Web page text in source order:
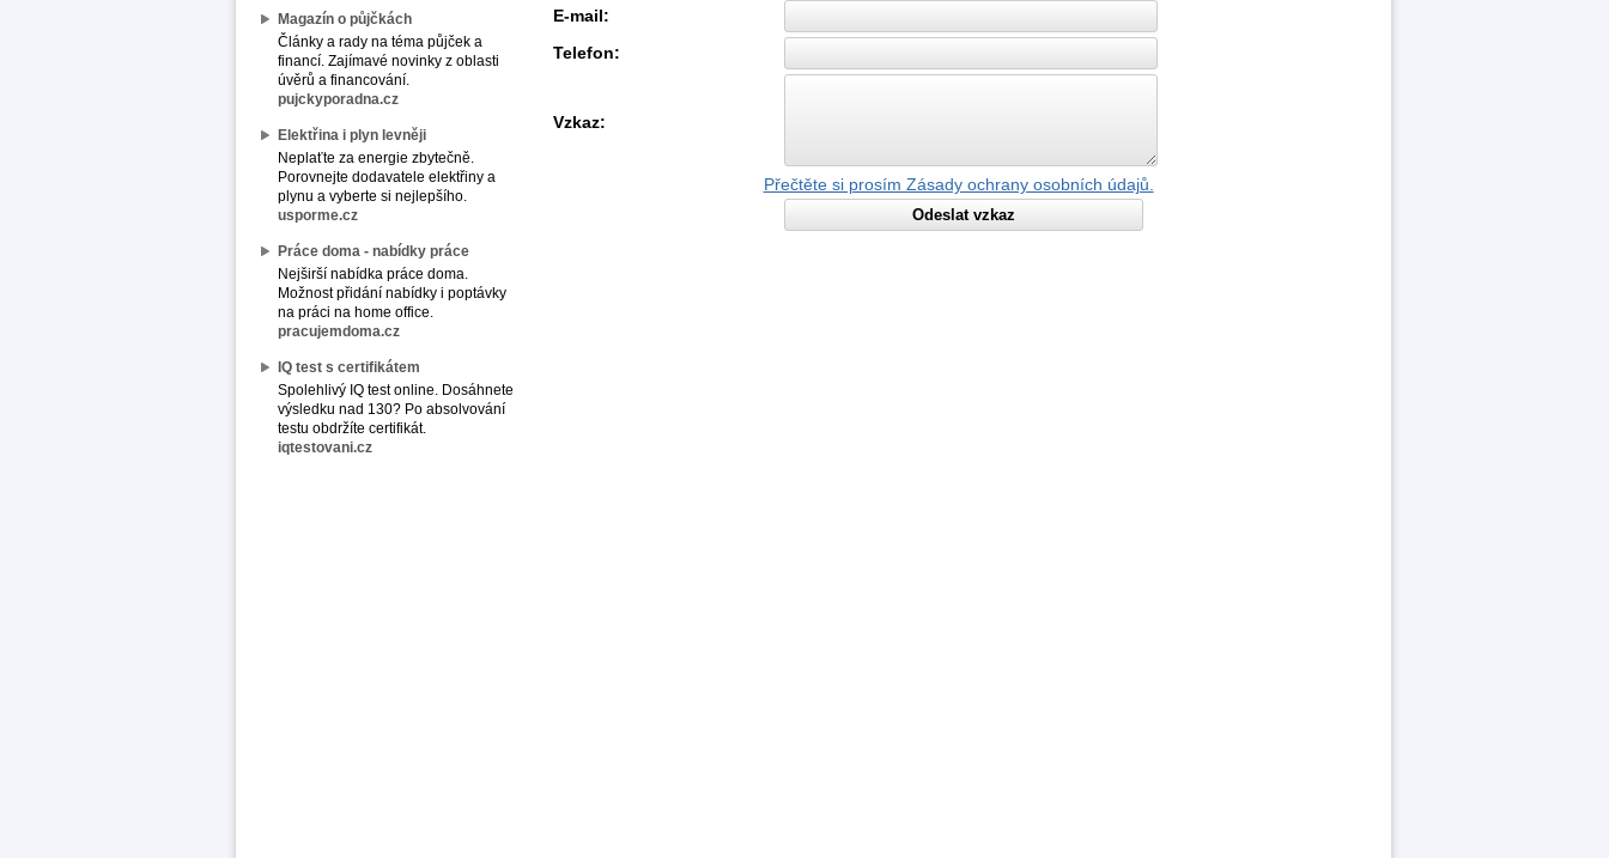
Magazín o půjčkách
Články a rady na téma půjček a
financí. Zajímavé novinky z oblasti
úvěrů a financování.
pujckyporadna.cz
Elektřina i plyn levněji
Neplaťte za energie zbytečně.
Porovnejte dodavatele elektřiny a
plynu a vyberte si nejlepšího.
usporme.cz
Práce doma - nabídky práce
Nejširší nabídka práce doma.
Možnost přidání nabídky i poptávky
na práci na home office.
pracujemdoma.cz
IQ test s certifikátem
Spolehlivý IQ test online. Dosáhnete
výsledku nad 130? Po absolvování
testu obdržíte certifikát.
iqtestovani.cz
E-mail:
Telefon:
Vzkaz:
Přečtěte si prosím Zásady ochrany osobních údajů.